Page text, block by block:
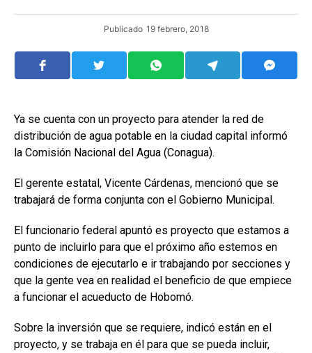
Publicado 19 febrero, 2018
Ya se cuenta con un proyecto para atender la red de
distribución de agua potable en la ciudad capital informó
la Comisión Nacional del Agua (Conagua).
El gerente estatal, Vicente Cárdenas, mencionó que se
trabajará de forma conjunta con el Gobierno Municipal.
El funcionario federal apuntó es proyecto que estamos a
punto de incluirlo para que el próximo año estemos en
condiciones de ejecutarlo e ir trabajando por secciones y
que la gente vea en realidad el beneficio de que empiece
a funcionar el acueducto de Hobomó.
Sobre la inversión que se requiere, indicó están en el
proyecto, y se trabaja en él para que se pueda incluir,